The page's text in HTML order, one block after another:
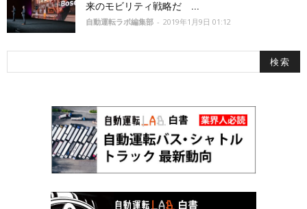
来のモビリティ戦略だ ...
自動運転ラボ編集部 - 2019年1月9日 01:12